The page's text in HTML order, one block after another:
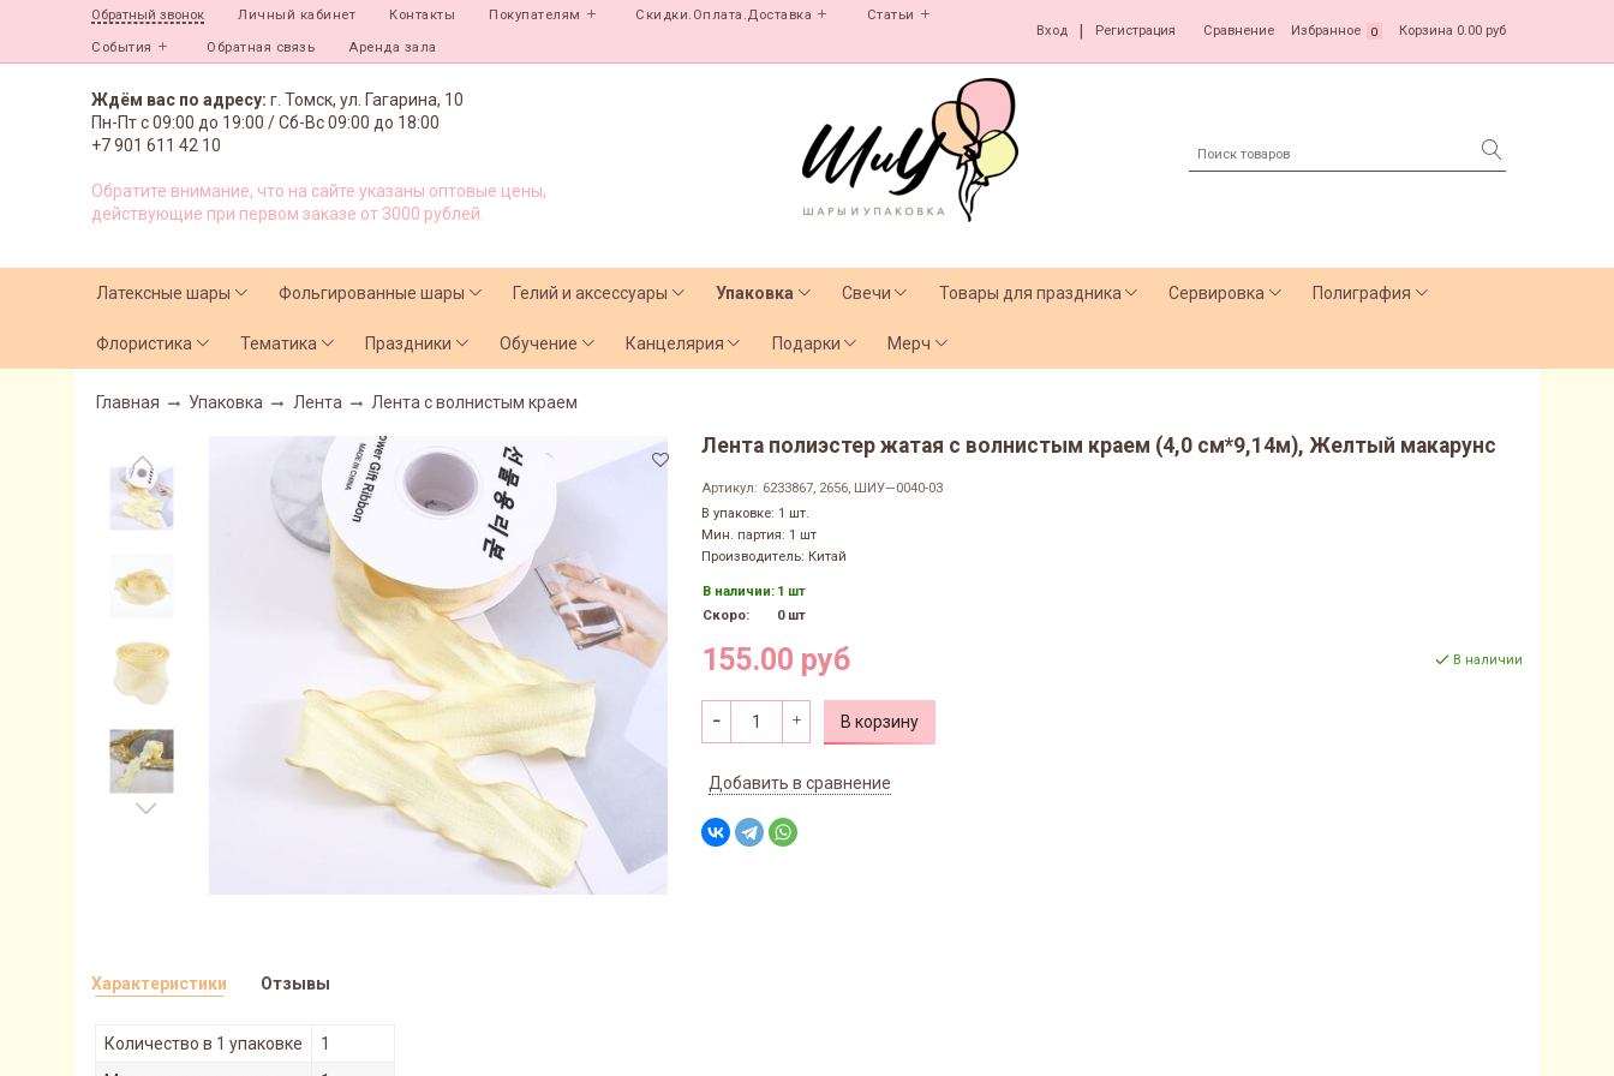
Обратный звонок Личный кабинет Контакты Покупателям Скидки.Оплата.Доставка Статьи
События Обратная связь Аренда зала
Вход Регистрация Сравнение Избранное 0 Корзина 0.00 руб
Ждём вас по адресу: г. Томск, ул. Гагарина, 10
Пн-Пт с09:00 до 19:00 /Сб-Вс 09:00 до 18:00
+7 901 611 42 10
Обратите внимание, что на сайте указаны оптовые цены,
действующие при первом заказе от 3000 рублей.
Латексные шары Фольгированные шары Гелий и аксессуары Упаковка Свечи Товары для праздника Сервировка Полиграфия
Флористика Тематика Праздники Обучение Канцелярия Подарки Мерч
Главная Упаковка Лента Лента с волнистым краем
Лента полиэстер жатая с волнистым краем (4,0 см*9,14м), Желтый макарунс
Артикул: 6233867, 2656, ШИУ—0040-03
В упаковке: 1 шт.
Мин. партия: 1 шт
Производитель: Китай
В наличии: 1 шт
Скоро:
0 шт
155.00 руб В наличии
В корзину
Добавить в сравнение
Характеристики
Количество в 1 упаковке
1
Отзывы